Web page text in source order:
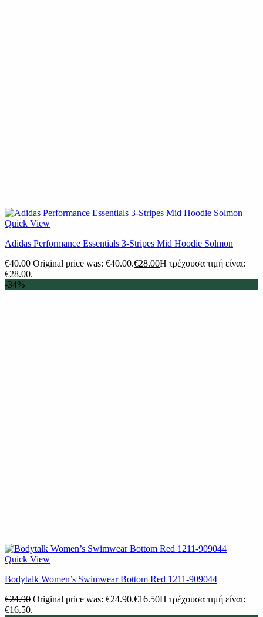
Quick View
Adidas Performance Essentials 3-Stripes Mid Hoodie Solmon
€40.00 Original price was: €40.00.€28.00Η τρέχουσα τιμή είναι:
€28.00.
-34%
Quick View
Βodytalk Women’s Swimwear Bottom Red 1211-909044
€24.90 Original price was: €24.90.€16.50Η τρέχουσα τιμή είναι:
€16.50.